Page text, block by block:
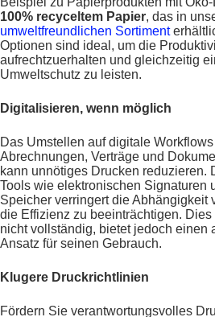
100% recyceltem Papier, das in
umweltfreundlichen Sortiment
Optionen sind ideal, um die
aufrechtzuerhalten und gleichzeitig
Umweltschutz zu leisten.
Digitalisieren, wenn möglich
Das Umstellen auf digitale
Abrechnungen, Verträge und
kann unnötiges Drucken reduzieren.
Tools wie elektronischen Signaturen
Speicher verringert die Abhängigkeit
die Effizienz zu beeinträchtigen. Dies
nicht vollständig, bietet jedoch einen
Ansatz für seinen Gebrauch.
Klugere Druckrichtlinien
Fördern Sie verantwortungsvolles